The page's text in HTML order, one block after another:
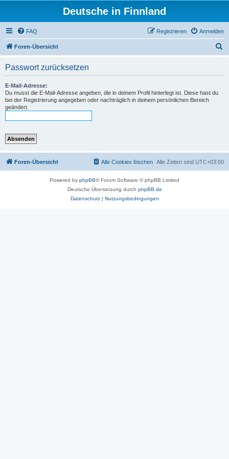
Deutsche in Finnland
FAQ Anmelden
Registrieren
Foren-Übersicht
Passwort zurücksetzen
E-Mail-Adresse:
Du musst die E-Mail-Adresse angeben, die in deinem Profil hinterlegt ist. Diese hast du
bei der Registrierung angegeben oder nachträglich in deinem persönlichen Bereich
geändert.
Foren-Übersicht Alle Zeiten sind UTC+03:00
Alle Cookies löschen
Powered by phpBB® Forum Software © phpBB Limited
Deutsche Übersetzung durch phpBB.de
Datenschutz| Nutzungsbedingungen